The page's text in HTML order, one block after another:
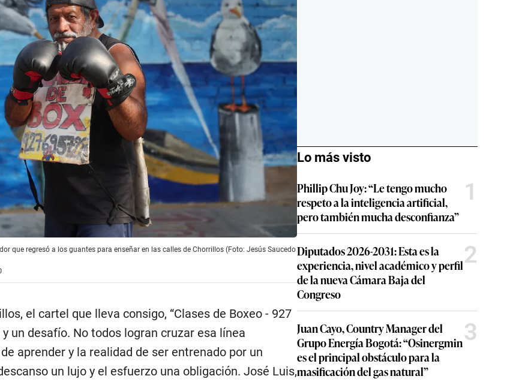
que regresó a los guantes para enseñar en las calles de Chorrillos (Foto: Jesús Saucedo
el cartel que lleva consigo, “Clases de Boxeo - 927
un desafío. No todos logran cruzar esa línea
aprender y la realidad de ser entrenado por un
un lujo y el esfuerzo una obligación. José Luis,
Lo más visto
Phillip Chu Joy: “Le tengo mucho
respeto a la inteligencia artificial,
pero también mucha desconfianza”
1
Diputados 2026-2031: Esta es la
experiencia, nivel académico y perfil
de la nueva Cámara Baja del
Congreso
2
Juan Cayo, Country Manager del
Grupo Energía Bogotá: “Osinergmin
es el principal obstáculo para la
masificación del gas natural”
3